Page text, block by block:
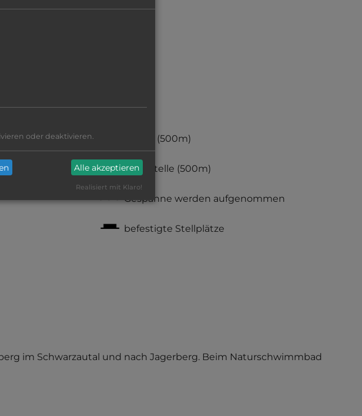
(500m)
Haltestelle (500m)
Gespanne werden aufgenommen
befestigte Stellplätze
im Schwarzautal und nach Jagerberg. Beim Naturschwimmbad
oder deaktivieren.
Alle akzeptieren
Realisiert mit Klaro!